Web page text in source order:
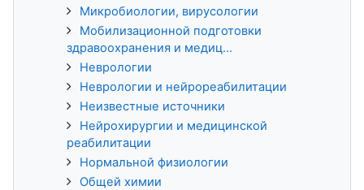
Микробиологии, вирусологии
Мобилизационной подготовки
здравоохранения и медиц...
Неврологии
Неврологии и нейрореабилитации
Неизвестные источники
Нейрохирургии и медицинской
реабилитации
Нормальной физиологии
Общей химии